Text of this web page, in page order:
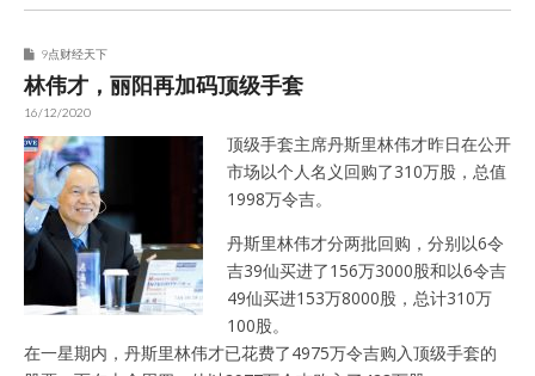
9点财经天下
林伟才，丽阳再加码顶级手套
16/12/2020
顶级手套主席丹斯里林伟才昨日在公开
市场以个人名义回购了310万股，总值
1998万令吉。
丹斯里林伟才分两批回购，分别以6令
吉39仙买进了156万3000股和以6令吉
49仙买进153万8000股，总计310万
100股。
在一星期内，丹斯里林伟才已花费了4975万令吉购入顶级手套的